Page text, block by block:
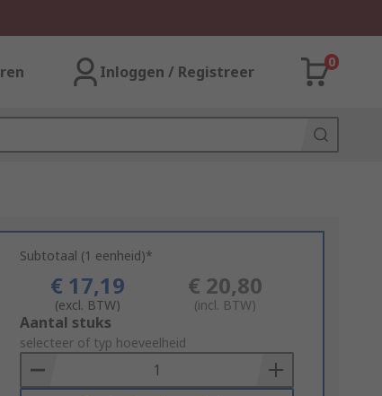
Inloggen / Registreer
0
Subtotaal (1 eenheid)*
€ 17,19
(excl. BTW)
€ 20,80
(incl. BTW)
Add
to
Basket
Aantal stuks
selecteer of typ hoeveelheid